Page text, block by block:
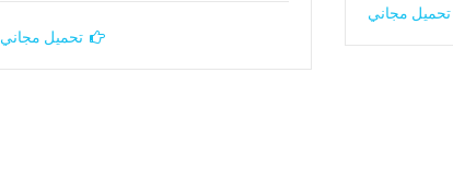
تحميل مجاني
تحميل مجاني